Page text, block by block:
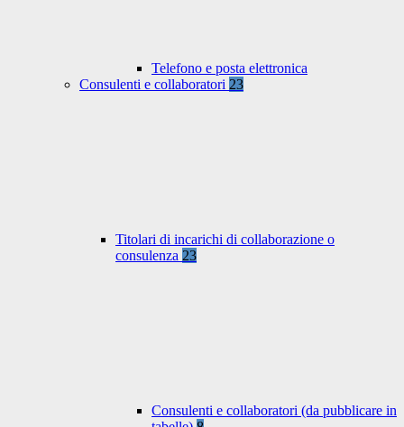
Telefono e posta elettronica
Consulenti e collaboratori 23
Titolari di incarichi di collaborazione o
consulenza 23
Consulenti e collaboratori (da pubblicare in